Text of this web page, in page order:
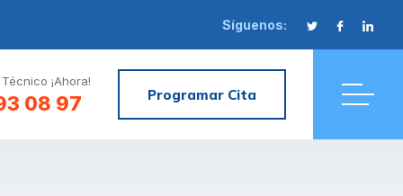
Síguenos:
¡Ahora!
08 97 Programar Cita